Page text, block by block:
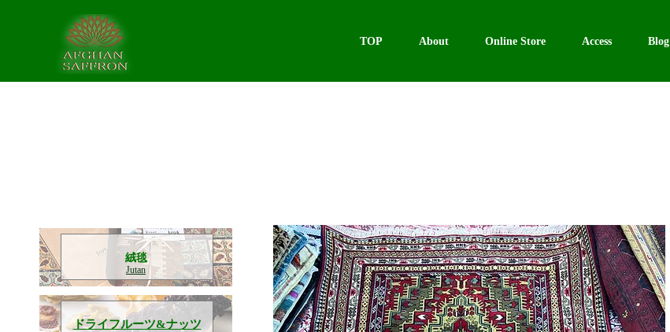
TOP About Online Store Access Blog
​絨毯
Jutan
​ドライフルーツ&ナッツ